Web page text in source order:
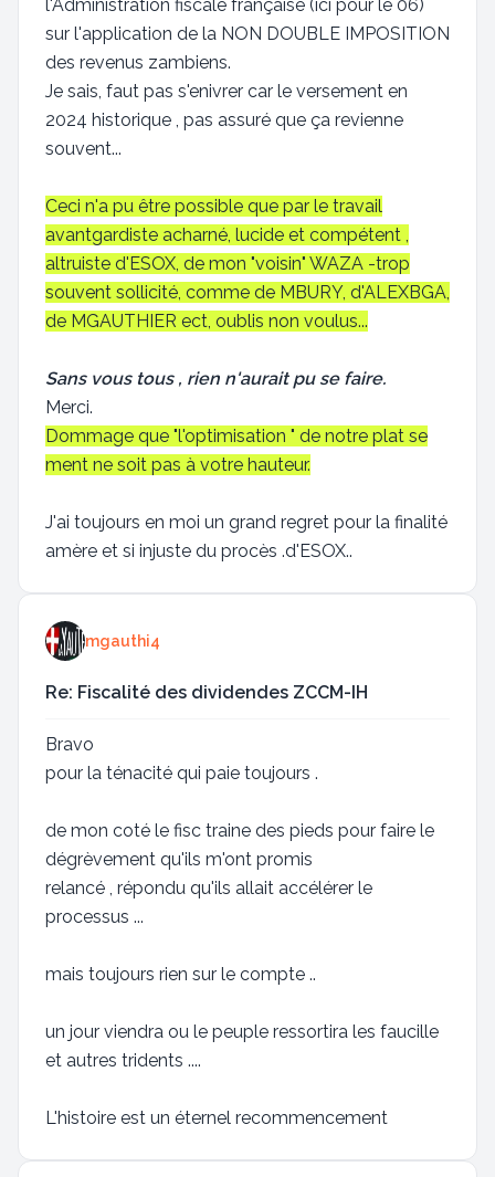
l'Administration fiscale française (ici pour le 06)
sur l'application de la NON DOUBLE IMPOSITION
des revenus zambiens.
Je sais, faut pas s'enivrer car le versement en
2024 historique , pas assuré que ça revienne
souvent...
Ceci n'a pu être possible que par le travail
avantgardiste acharné, lucide et compétent ,
altruiste d'ESOX, de mon "voisin" WAZA -trop
souvent sollicité, comme de MBURY, d'ALEXBGA,
de MGAUTHIER ect, oublis non voulus...
Sans vous tous , rien n'aurait pu se faire.
Merci.
Dommage que "l'optimisation " de notre plat se
ment ne soit pas à votre hauteur.
J'ai toujours en moi un grand regret pour la finalité
amère et si injuste du procès .d'ESOX..
mgauthi4
Re: Fiscalité des dividendes ZCCM-IH
Bravo
pour la ténacité qui paie toujours .
de mon coté le fisc traine des pieds pour faire le
dégrèvement qu'ils m'ont promis
relancé , répondu qu'ils allait accélérer le
processus ...
mais toujours rien sur le compte ..
un jour viendra ou le peuple ressortira les faucille
et autres tridents ....
L'histoire est un éternel recommencement